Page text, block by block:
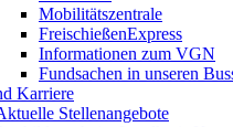
Mobilitätszentrale
FreischießenExpress
Informationen zum VGN
Fundsachen in unseren
Karriere
Stellenangebote